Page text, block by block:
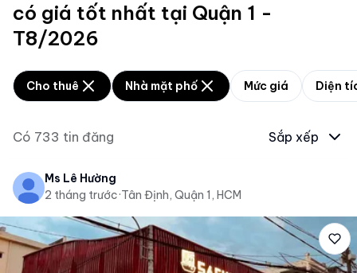
có giá tốt nhất tại Quận 1 -
T8/2026
Cho thuê Nhà mặt phố Mức giá Diện
Có 733 tin đăng Sắp xếp
Ms Lê Hường
2 tháng trước·Tân Định, Quận 1, HCM